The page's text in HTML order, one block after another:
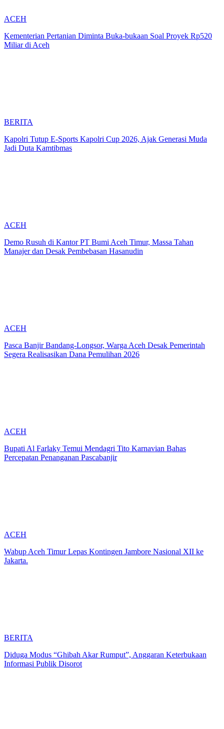
ACEH
Kementerian Pertanian Diminta Buka-bukaan Soal Proyek Rp520
Miliar di Aceh
BERITA
Kapolri Tutup E-Sports Kapolri Cup 2026, Ajak Generasi Muda
Jadi Duta Kamtibmas
ACEH
Demo Rusuh di Kantor PT Bumi Aceh Timur, Massa Tahan
Manajer dan Desak Pembebasan Hasanudin
ACEH
Pasca Banjir Bandang-Longsor, Warga Aceh Desak Pemerintah
Segera Realisasikan Dana Pemulihan 2026
ACEH
Bupati Al Farlaky Temui Mendagri Tito Karnavian Bahas
Percepatan Penanganan Pascabanjir
ACEH
Wabup Aceh Timur Lepas Kontingen Jambore Nasional XII ke
Jakarta.
BERITA
Diduga Modus “Ghibah Akar Rumput”, Anggaran Keterbukaan
Informasi Publik Disorot